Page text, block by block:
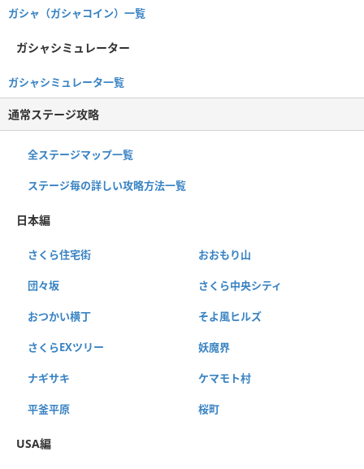
ガシャ（ガシャコイン）一覧
ガシャシミュレーター
ガシャシミュレータ一覧
通常ステージ攻略
全ステージマップ一覧
ステージ毎の詳しい攻略方法一覧
日本編
さくら住宅街 おおもり山
団々坂 さくら中央シティ
おつかい横丁 そよ風ヒルズ
さくらEXツリー 妖魔界
ナギサキ ケマモト村
平釜平原 桜町
USA編